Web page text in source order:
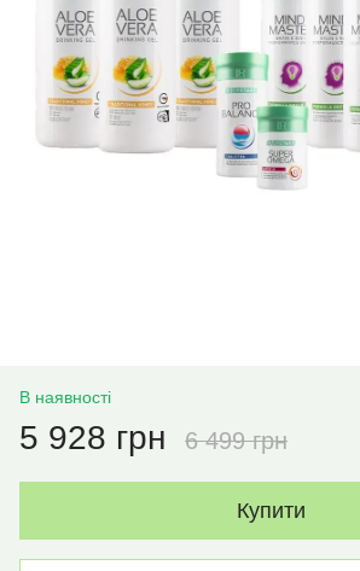
В наявності
5 928 грн 6 499 грн
Купити